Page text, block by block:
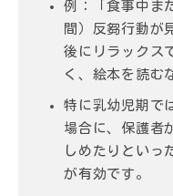
例：「食事中ま
間）反芻行動が
後にリラックス
く、絵本を読む
特に乳幼児期で
場合に、保護者
しめたりといっ
が有効です。